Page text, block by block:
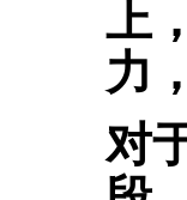
上
力
对